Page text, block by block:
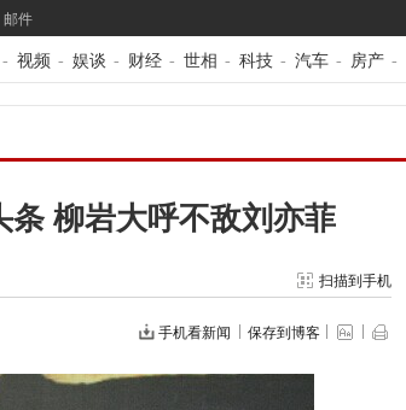
邮件
- 视频 - 娱谈 - 财经 - 世相 - 科技 - 汽车 - 房产 -
柳岩大呼不敌刘亦菲
扫描到手机
手机看新闻 保存到博客